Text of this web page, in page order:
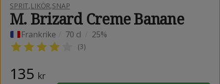
SPRIT,LIKÖR,SNAP
M. Brizard Creme Banane
Frankrike 70 cl 25%
(3)
135 kr